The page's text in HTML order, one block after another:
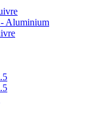
Aluminium